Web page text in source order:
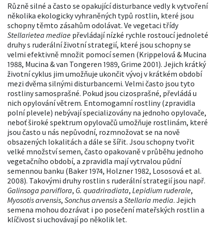
Různě silné a často se opakující disturbance vedly k vytvoření
několika ekologicky vyhraněných typů rostlin, které jsou
schopny těmto zásahům odolávat. Ve vegetaci třídy
Stellarietea mediae převládají nízké rychle rostoucí jednoleté
druhy s ruderální životní strategií, které jsou schopny se
velmi efektivně množit pomocí semen (Krippelová & Mucina
1988, Mucina & van Tongeren 1989, Grime 2001). Jejich krátký
životní cyklus jim umožňuje ukončit vývoj v krátkém období
mezi dvěma silnými disturbancemi. Velmi často jsou tyto
rostliny samosprašné. Pokud jsou cizosprašné, převládá u
nich opylování větrem. Entomogamní rostliny (zpravidla
polní plevele) nebývají specializovány na jednoho opylovače,
neboť široké spektrum opylovačů umožňuje rostlinám, které
jsou často u nás nepůvodní, rozmnožovat se na nově
obsazených lokalitách a dále se šířit. Jsou schopny tvořit
velké množství semen, často opakovaně v průběhu jednoho
vegetačního období, a zpravidla mají vytrvalou půdní
semennou banku (Baker 1974, Holzner 1982, Lososová et al.
2008). Takovými druhy rostlin s ruderální strategií jsou např.
Galinsoga parviflora, G. quadriradiata, Lepidium ruderale,
Myosotis arvensis, Sonchus arvensisa Stellaria media. Jejich
semena mohou dozrávat i po posečení mateřských rostlin a
klíčivost si uchovávají po několik let.